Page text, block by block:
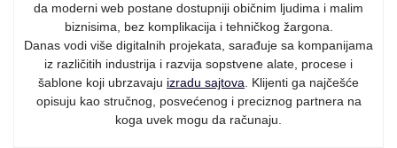
da moderni web postane dostupniji običnim ljudima i malim
biznisima, bez komplikacija i tehničkog žargona.
Danas vodi više digitalnih projekata, sarađuje sa kompanijama
iz različitih industrija i razvija sopstvene alate, procese i
šablone koji ubrzavaju izradu sajtova . Klijenti ga najčešće
opisuju kao stručnog, posvećenog i preciznog partnera na
koga uvek mogu da računaju.